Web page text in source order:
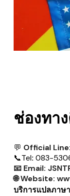
ช่องทา
💬 Official Line:
📞Tel: 083-
📧 Email:
🌐Website:
บริการแปลภาษ